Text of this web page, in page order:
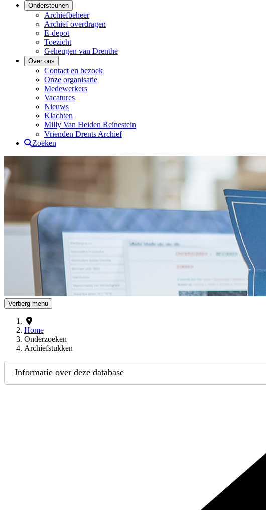
Ondersteunen
Archiefbeheer
Archief overdragen
E-depot
Toezicht
Geheugen van Drenthe
Over ons
Contact en bezoek
Onze organisatie
Medewerkers
Vacatures
Nieuws
Klachten
Milly Van Heiden Reinestein
Vrienden Drents Archief
Zoeken
Drents Archief
Verberg menu
Home
Onderzoeken
Archiefstukken
Informatie over deze database